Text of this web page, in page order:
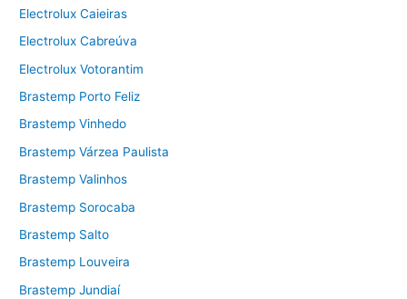
Electrolux Caieiras
Electrolux Cabreúva
Electrolux Votorantim
Brastemp Porto Feliz
Brastemp Vinhedo
Brastemp Várzea Paulista
Brastemp Valinhos
Brastemp Sorocaba
Brastemp Salto
Brastemp Louveira
Brastemp Jundiaí